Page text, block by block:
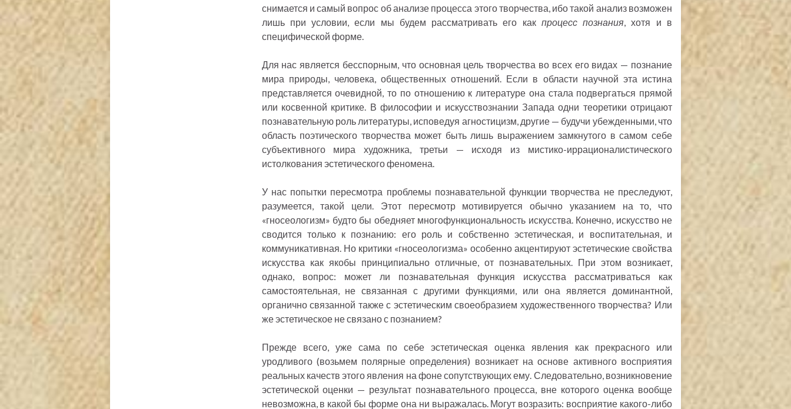
снимается и самый вопрос об анализе процесса этого творчества, ибо такой анализ возможен
лишь при условии, если мы будем рассматривать его как процесс познания , хотя и в
специфической форме.
Для нас является бесспорным, что основная цель творчества во всех его видах — познание
мира природы, человека, общественных отношений. Если в области научной эта истина
представляется очевидной, то по отношению к литературе она стала подвергаться прямой
или косвенной критике. В философии и искусствознании Запада одни теоретики отрицают
познавательную роль литературы, исповедуя агностицизм, другие — будучи убежденными, что
область поэтического творчества может быть лишь выражением замкнутого в самом себе
субъективного мира художника, третьи — исходя из мистико-иррационалистического
истолкования эстетического феномена.
У нас попытки пересмотра проблемы познавательной функции творчества не преследуют,
разумеется, такой цели. Этот пересмотр мотивируется обычно указанием на то, что
«гносеологизм» будто бы обедняет многофункциональность искусства. Конечно, искусство не
сводится только к познанию: его роль и собственно эстетическая, и воспитательная, и
коммуникативная. Но критики «гносеологизма» особенно акцентируют эстетические свойства
искусства как якобы принципиально отличные, от познавательных. При этом возникает,
однако, вопрос: может ли познавательная функция искусства рассматриваться как
самостоятельная, не связанная с другими функциями, или она является доминантной,
органично связанной также с эстетическим своеобразием художественного творчества? Или
же эстетическое не связано с познанием?
Прежде всего, уже сама по себе эстетическая оценка явления как прекрасного или
уродливого (возьмем полярные определения) возникает на основе активного восприятия
реальных качеств этого явления на фоне сопутствующих ему. Следовательно, возникновение
эстетической оценки — результат познавательного процесса, вне которого оценка вообще
невозможна, в какой бы форме она ни выражалась. Могут возразить: восприятие какого-либо